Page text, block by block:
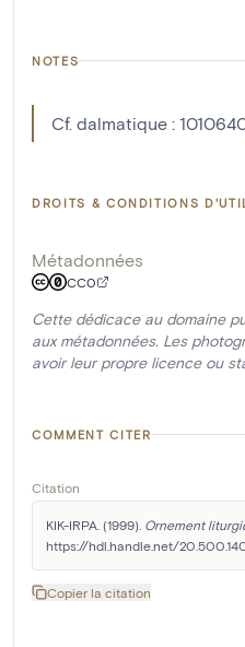
NOTES
Cf. dalmatique :
DROITS & CONDITIONS
Métadonnées
CC0
Cette dédicace au domaine
aux métadonnées. Les
avoir leur propre licence ou
COMMENT CITER
Citation
KIK-IRPA. (1999). Ornement
https://hdl.handle.net/
Copier la citation